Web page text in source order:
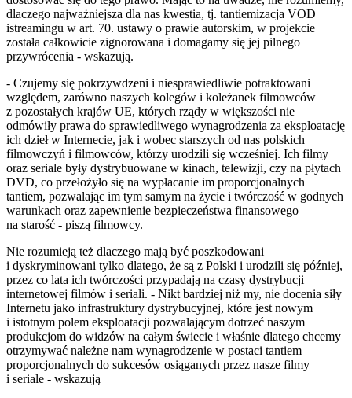
dlaczego najważniejsza dla nas kwestia, tj. tantiemizacja VOD
istreamingu w art. 70. ustawy o prawie autorskim, w projekcie
została całkowicie zignorowana i domagamy się jej pilnego
przywrócenia - wskazują.
- Czujemy się pokrzywdzeni i niesprawiedliwie potraktowani
względem, zarówno naszych kolegów i koleżanek filmowców
z pozostałych krajów UE, których rządy w większości nie
odmówiły prawa do sprawiedliwego wynagrodzenia za eksploatację
ich dzieł w Internecie, jak i wobec starszych od nas polskich
filmowczyń i filmowców, którzy urodzili się wcześniej. Ich filmy
oraz seriale były dystrybuowane w kinach, telewizji, czy na płytach
DVD, co przełożyło się na wypłacanie im proporcjonalnych
tantiem, pozwalając im tym samym na życie i twórczość w godnych
warunkach oraz zapewnienie bezpieczeństwa finansowego
na starość - piszą filmowcy.
Nie rozumieją też dlaczego mają być poszkodowani
i dyskryminowani tylko dlatego, że są z Polski i urodzili się później,
przez co lata ich twórczości przypadają na czasy dystrybucji
internetowej filmów i seriali. - Nikt bardziej niż my, nie docenia siły
Internetu jako infrastruktury dystrybucyjnej, które jest nowym
i istotnym polem eksploatacji pozwalającym dotrzeć naszym
produkcjom do widzów na całym świecie i właśnie dlatego chcemy
otrzymywać należne nam wynagrodzenie w postaci tantiem
proporcjonalnych do sukcesów osiąganych przez nasze filmy
i seriale - wskazują